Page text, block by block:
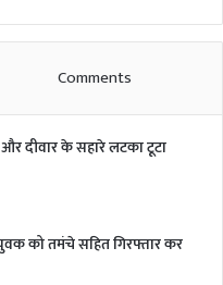
Comments
दीवार के सहारे लटका टूटा
को तमंचे सहित गिरफ्तार कर